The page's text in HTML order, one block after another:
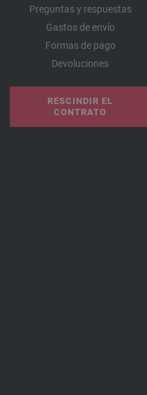
Preguntas y respuestas
Gastos de envío
Formas de pago
Devoluciones
RESCINDIR EL
CONTRATO